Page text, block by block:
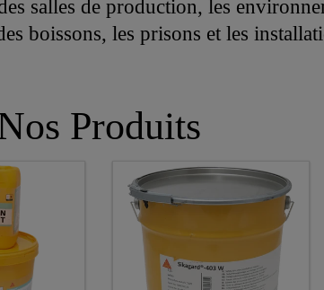
salles de production, les
boissons, les prisons et les
Produits